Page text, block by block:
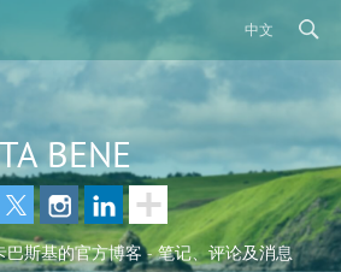
中文
BENE
巴斯基的官方博客 - 笔记、评论及消息